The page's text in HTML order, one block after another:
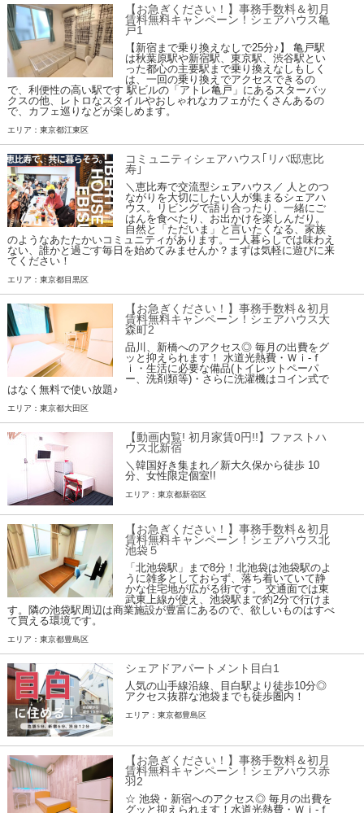
【お急ぎください！】事務手数料＆初月
賃料無料キャンペーン！シェアハウス亀
戸1
【新宿まで乗り換えなしで25分♪】 亀戸駅
は秋葉原駅や新宿駅、東京駅、渋谷駅とい
った都心の主要駅まで乗り換えなしもしく
は、一回の乗り換えでアクセスできるの
で、利便性の高い駅です 駅ビルの「アトレ亀戸」にあるスターバッ
クスの他、レトロなスタイルやおしゃれなカフェがたくさんあるの
で、カフェ巡りなどが楽しめます。
エリア：東京都江東区
コミュニティシェアハウス｢リバ邸恵比
寿｣
＼恵比寿で交流型シェアハウス／ 人とのつ
ながりを大切にしたい人が集まるシェアハ
ウス。リビングで語り合ったり、一緒にご
はんを食べたり、お出かけを楽しんだり。
自然と「ただいま」と言いたくなる、家族
のようなあたたかいコミュニティがあります。一人暮らしでは味わえ
ない、誰かと過ごす毎日を始めてみませんか？まずは気軽に遊びに来
てください！
エリア：東京都目黒区
【お急ぎください！】事務手数料＆初月
賃料無料キャンペーン！シェアハウス大
森町2
品川、新橋へのアクセス◎ 毎月の出費をグ
ッと抑えられます！ 水道光熱費・Ｗｉ-ｆ
ｉ・生活に必要な備品(トイレットペーパ
ー、洗剤類等)・さらに洗濯機はコイン式で
はなく無料で使い放題♪
エリア：東京都大田区
【動画内覧! 初月家賃0円!!】ファストハ
ウス北新宿
＼韓国好き集まれ／新大久保から徒歩 10
分、女性限定個室!!
エリア：東京都新宿区
【お急ぎください！】事務手数料＆初月
賃料無料キャンペーン！シェアハウス北
池袋５
「北池袋駅」まで8分！北池袋は池袋駅のよ
うに雑多としておらず、落ち着いていて静
かな住宅地が広がる街です。 交通面では東
武東上線が使え、池袋駅まで約2分で行けま
す。隣の池袋駅周辺は商業施設が豊富にあるので、欲しいものはすべ
て買える環境です。
エリア：東京都豊島区
シェアドアパートメント目白1
人気の山手線沿線、目白駅より徒歩10分◎
アクセス抜群な池袋までも徒歩圏内！
エリア：東京都豊島区
【お急ぎください！】事務手数料＆初月
賃料無料キャンペーン！シェアハウス赤
羽2
☆ 池袋・新宿へのアクセス◎ 毎月の出費を
グッと抑えられます！水道光熱費・Ｗｉ-ｆ